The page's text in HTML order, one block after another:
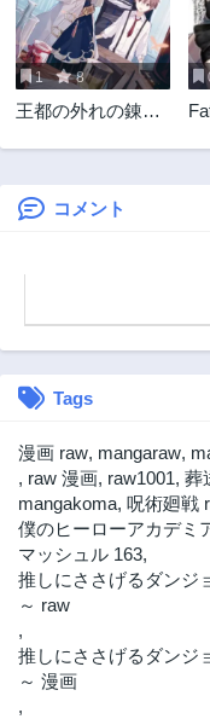
第15.1話
7ヶ月前
第14.3話
7ヶ月前
第14.1話
第13.3話
第12.1話
第11.3話
11ヶ月前
第11.1話
2ヶ月前
第10.3話
1年前
第10.1話
1年前
1 8
王都の外れの錬金
びりお店経営しま
す～
絶
コメント
Tags
漫画 raw, mangaraw,
, raw 漫画, raw1001, 葬
mangakoma, 呪術廻戦
僕のヒーローアカデミ
マッシュル 163,
推しにささげるダンジ
～ raw
,
推しにささげるダンジ
～ 漫画
,